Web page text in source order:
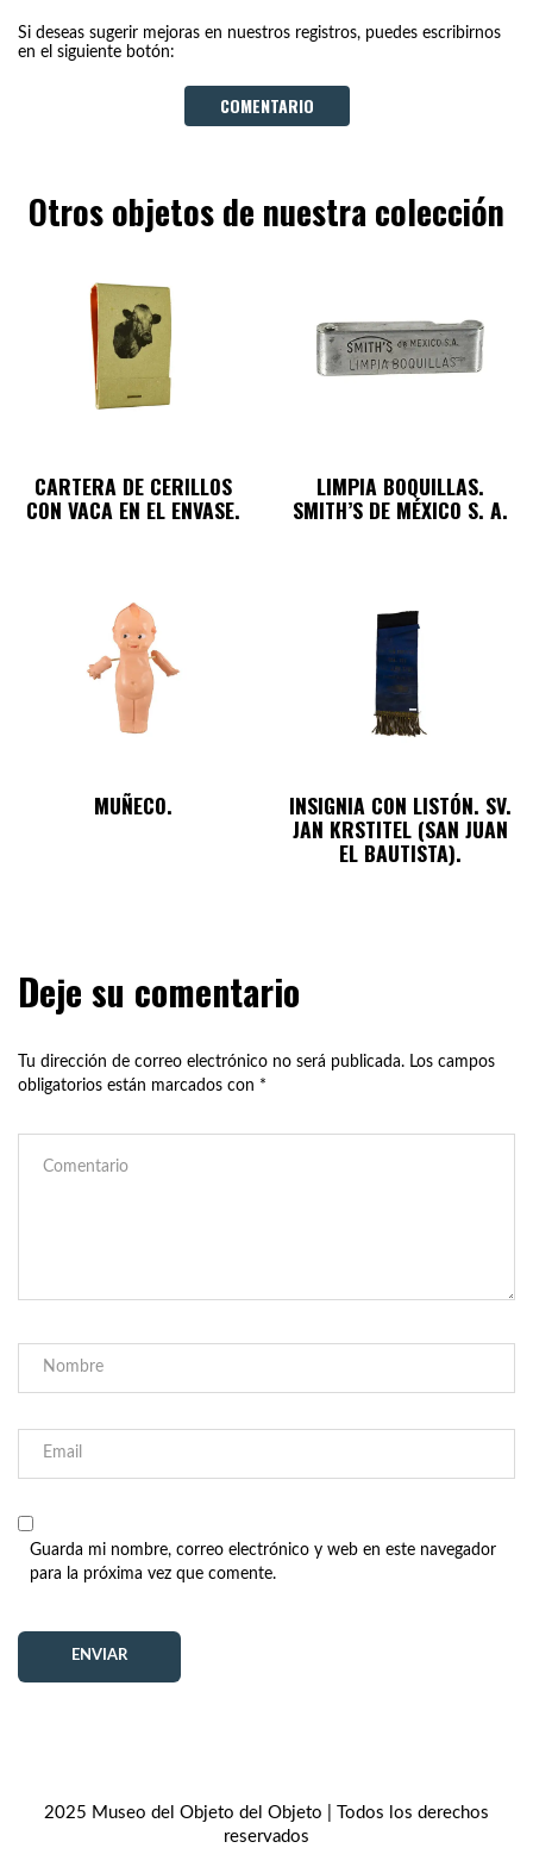
Si deseas sugerir mejoras en nuestros registros, puedes escribirnos
en el siguiente botón:
COMENTARIO
Otros objetos de nuestra colección
CARTERA DE CERILLOS
CON VACA EN EL ENVASE.
LIMPIA BOQUILLAS.
SMITH’S DE MÉXICO S. A.
MUÑECO. INSIGNIA CON LISTÓN. SV.
JAN KRSTITEL (SAN JUAN
EL BAUTISTA).
Deje su comentario
Tu dirección de correo electrónico no será publicada. Los campos
obligatorios están marcados con *
Guarda mi nombre, correo electrónico y web en este navegador
para la próxima vez que comente.
2025 Museo del Objeto del Objeto | Todos los derechos
reservados